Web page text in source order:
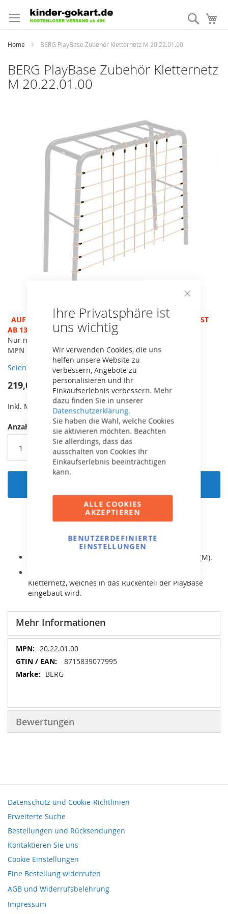
Ihre Privatsphäre ist
uns wichtig
Wir verwenden Cookies, die uns
helfen unsere Website zu
verbessern, Angebote zu
personalisieren und Ihr
Einkaufserlebnis verbessern. Mehr
dazu finden Sie in unserer
Datenschutzerklärung.
Sie haben die Wahl, welche Cookies
sie aktivieren möchten. Beachten
Sie allerdings, dass das
ausschalten von Cookies Ihr
Einkaufserlebnis beeinträchtigen
kann.
ALLE COOKIES
AKZEPTIEREN
BENUTZERDEFINIERTE
EINSTELLUNGEN
zum
Inhalt
Suche
Home BERG PlayBase Zubehör Kletternetz M 20.22.01.00
BERG PlayBase Zubehör Kletternetz
M 20.22.01.00
Zum
Anfang
der
Bildergalerie
AUF LAGER - ACHTUNG BETRIEBSFERIEN, VERSAND ERST
AB 13.8.!
Nur noch geringe Stückzahl vorhanden
MPN
20.22.01.00
Seien Sie der erste, der dieses Produkt bewertet
219,00 €
Inkl. MwSt, kostenloser Versand!
Anzahl
Passend für den BERG PlayBase Rahmen Medium (M).
Kletternetz, welches in das Rückenteil der PlayBase
eingebaut wird.
Mehr Informationen
Mehr
Informationen
20.22.01.00
8715839077995
BERG
Bewertungen
Datenschutz und Cookie-Richtlinien
Erweiterte Suche
Bestellungen und Rücksendungen
Kontaktieren Sie uns
Cookie Einstellungen
Eine Bestellung widerrufen
AGB und Widerrufsbelehrung
Impressum